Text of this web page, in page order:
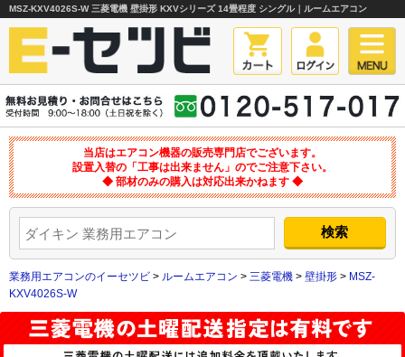
MSZ-KXV4026S-W 三菱電機 壁掛形 KXVシリーズ 14畳程度 シングル｜ルームエアコン
当店はエアコン機器の販売専門店でございます。
設置入替の「工事は出来ません」のでご注意下さい。
◆ 部材のみの購入は対応出来かねます ◆
業務用エアコンのイーセツビ > ルームエアコン > 三菱電機 > 壁掛形 > MSZ-
KXV4026S-W